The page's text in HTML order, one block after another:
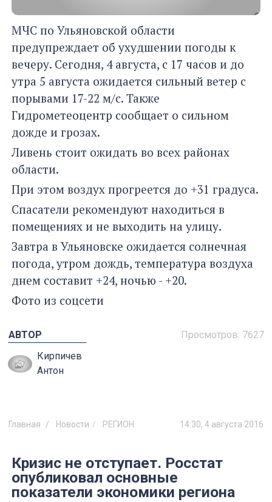
МЧС по Ульяновской области
предупреждает об ухудшении погоды к
вечеру. Сегодня, 4 августа, с 17 часов и до
утра 5 августа ожидается сильный ветер с
порывами 17-22 м/с. Также
Гидрометеоцентр сообщает о сильном
дожде и грозах.
Ливень стоит ожидать во всех районах
области.
При этом воздух прогреется до +31 градуса.
Спасатели рекомендуют находиться в
помещениях и не выходить на улицу.
Завтра в Ульяновске ожидается солнечная
погода, утром дождь, температура воздуха
днем составит +24, ночью - +20.
Фото из соцсети
Просмотров: 7627
АВТОР
Кирпичев
Антон
Главная Новости РЕГИОН 14:30, 4 августа 2016
Кризис не отступает. Росстат
опубликовал основные
показатели экономики региона